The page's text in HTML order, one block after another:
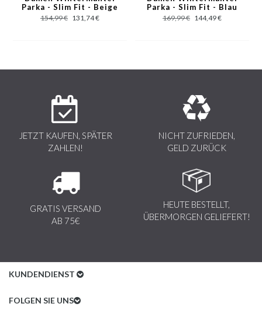
Parka - Slim Fit - Beige
154,99 € 131,74 €
Parka - Slim Fit - Blau
169,99 € 144,49 €
JETZT KAUFEN, SPÄTER
ZAHLEN!
NICHT ZUFRIEDEN,
GELD ZURÜCK
GRATIS VERSAND
AB 75€
HEUTE BESTELLT,
ÜBERMORGEN GELIEFERT!
KUNDENDIENST
Kundenservice
FOLGEN SIE UNS